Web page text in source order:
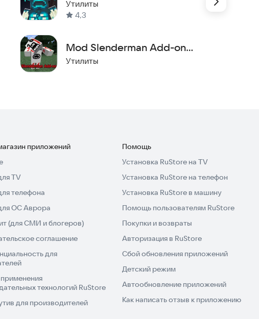
силы, обязательно используйте
открыть для себя мир One Piece в Minecraft!
ПЕ
Утилиты
4,3
Mod Slenderman Add-on
MCPE
Утилиты
приложений
TV
телефона
ОС Аврора
(для СМИ и блогеров)
соглашение
для
технологий RuStore
для производителей
Помощь
Установка RuStore на TV
Установка RuStore на телефон
Установка RuStore в машину
Помощь пользователям RuStore
Покупки и возвраты
Авторизация в RuStore
Сбой обновления приложений
Детский режим
Автообновление приложений
Как написать отзыв к приложению